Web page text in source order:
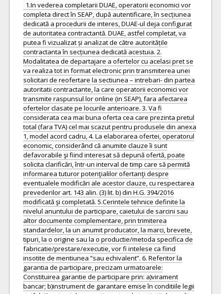
1.In vederea completarii DUAE, operatorii economici vor
completa direct în SEAP, după autentificare, în secțiunea
dedicată a procedurii de interes, DUAE-ul deja configurat
de autoritatea contractantă. DUAE, astfel completat, va
putea fi vizualizat și analizat de către autoritățile
contractanta în secțiunea dedicată acestuia. 2.
Modalitatea de departajare a ofertelor cu acelasi pret se
va realiza tot in format electronic prin transmiterea unei
solicitari de reofertare la sectiunea – intrebari- din partea
autoritatii contractante, la care operatorii economici vor
transmite raspunsul lor online (in SEAP), fara afectarea
ofertelor clasate pe locurile anterioare. 3. Va fi
considerata cea mai buna oferta cea care prezinta pretul
total (fara TVA) cel mai scazut pentru produsele din anexa
1, model acord cadru, 4. La elaborarea ofertei, operatorul
economic, considerând că anumite clauze îi sunt
defavorabile şi fiind interesat să depună ofertă, poate
solicita clarificări, într-un interval de timp care să permită
informarea tuturor potenţialilor ofertanţi despre
eventualele modificări ale acestor clauze, cu respectarea
prevederilor art. 143 alin. (3) lit. b) din H.G. 394/2016
modificată şi completată. 5.Cerintele tehnice definite la
nivelul anuntului de participare, caietului de sarcini sau
altor documente complementare, prin trimiterea
standardelor, la un anumit producator, la marci, brevete,
tipuri, la o origine sau la o productie/metoda specifica de
fabricatie/prestare/executie, vor fi intelese ca fiind
insotite de mentiunea ”sau echivalent”. 6. Referitor la
garantia de participare, precizam urmatoarele:
Constituirea garantie de participare prin: a)virament
bancar; b)instrument de garantare emise în conditiile legii